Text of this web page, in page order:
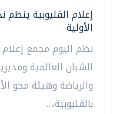
إعلام القليوبية
الأولية
نظم اليوم مجمع إعلام
الشبان العالمية
والرياضة وهيئة محو
بالقليوبية،...